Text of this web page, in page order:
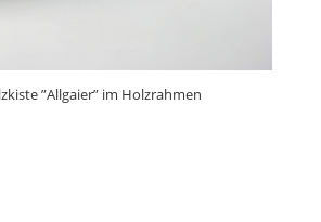
”Allgaier” im Holzrahmen